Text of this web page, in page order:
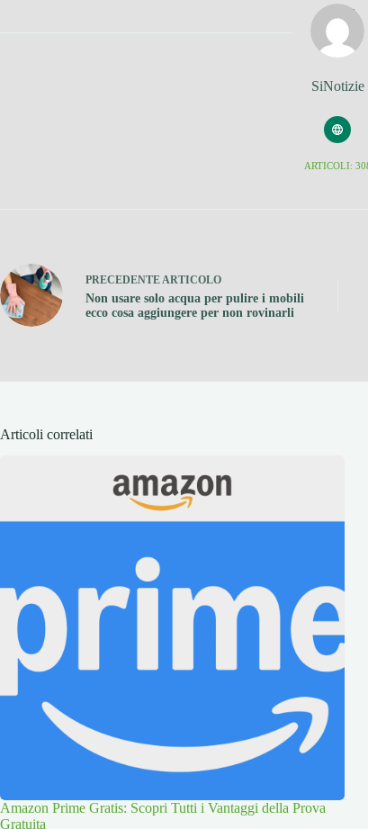
SiNotizie
ARTICOLI:
PRECEDENTE ARTICOLO
Non usare solo acqua per pulire i mobili
ecco cosa aggiungere per non rovinarli
Articoli correlati
Amazon Prime Gratis: Scopri Tutti i Vantaggi della Prova
Gratuita